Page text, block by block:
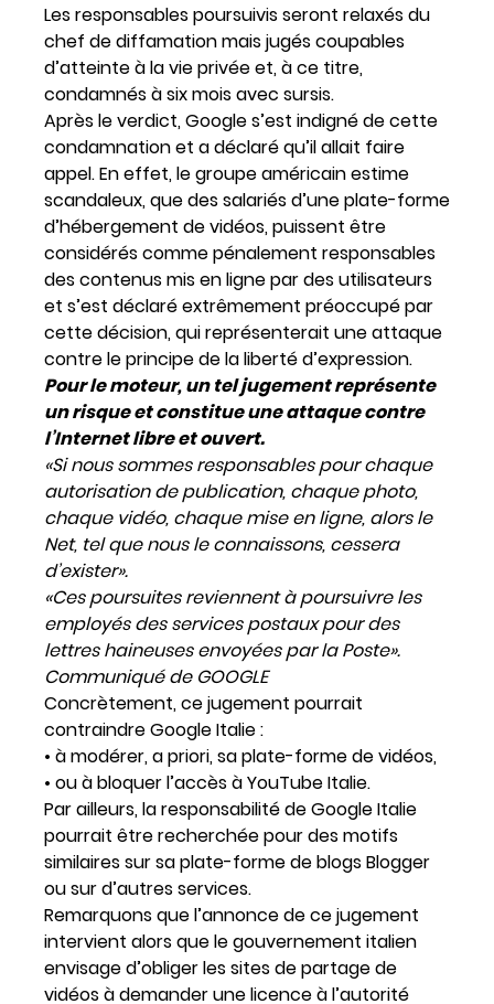
Les responsables poursuivis seront relaxés du
chef de diffamation mais jugés coupables
d’atteinte à la vie privée et, à ce titre,
condamnés à six mois avec sursis.
Après le verdict, Google s’est indigné de cette
condamnation et a déclaré qu’il allait faire
appel. En effet, le groupe américain estime
scandaleux, que des salariés d’une plate-forme
d’hébergement de vidéos, puissent être
considérés comme pénalement responsables
des contenus mis en ligne par des utilisateurs
et s’est déclaré extrêmement préoccupé par
cette décision, qui représenterait une attaque
contre le principe de la liberté d’expression.
Pour le moteur, un tel jugement représente
un risque et constitue une attaque contre
l’Internet libre et ouvert.
«Si nous sommes responsables pour chaque
autorisation de publication, chaque photo,
chaque vidéo, chaque mise en ligne, alors le
Net, tel que nous le connaissons, cessera
d’exister».
«Ces poursuites reviennent à poursuivre les
employés des services postaux pour des
lettres haineuses envoyées par la Poste».
Communiqué de GOOGLE
Concrètement, ce jugement pourrait
contraindre Google Italie :
• à modérer, a priori, sa plate-forme de vidéos,
• ou à bloquer l’accès à YouTube Italie.
Par ailleurs, la responsabilité de Google Italie
pourrait être recherchée pour des motifs
similaires sur sa plate-forme de blogs Blogger
ou sur d’autres services.
Remarquons que l’annonce de ce jugement
intervient alors que le gouvernement italien
envisage d’obliger les sites de partage de
vidéos à demander une licence à l’autorité